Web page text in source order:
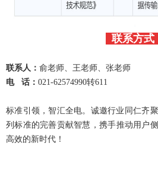
联系方式
联系人： 俞老师、王老师、张老师
电 话： 021-62574990转611
标准引领，智汇全电。诚邀行业同仁齐
列标准的完善贡献智慧，携手推动用户
高效的新时代！